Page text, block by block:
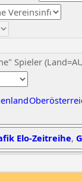
Spieler
Elo-Zeitreihe,